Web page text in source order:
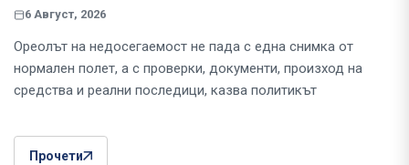
6 Август, 2026
Ореолът на недосегаемост не пада с една снимка от
нормален полет, а с проверки, документи, произход на
средства и реални последици, казва политикът
Прочети